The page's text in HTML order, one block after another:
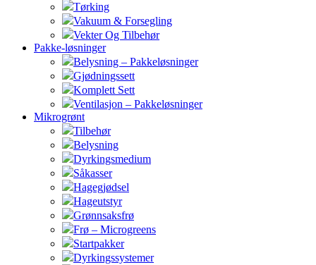
Tørking
Vakuum & Forsegling
Vekter Og Tilbehør
Pakke-løsninger
Belysning – Pakkeløsninger
Gjødningssett
Komplett Sett
Ventilasjon – Pakkeløsninger
Mikrogrønt
Tilbehør
Belysning
Dyrkingsmedium
Såkasser
Hagegjødsel
Hageutstyr
Grønnsaksfrø
Frø – Microgreens
Startpakker
Dyrkingssystemer